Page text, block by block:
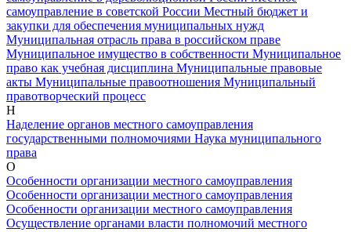
самоуправление в советской России Местный бюджет и
закупки для обеспечения муниципальных нужд
Муниципальная отрасль права в российском праве
Муниципальное имущество в собственности Муниципальное
право как учебная дисциплина Муниципальные правовые
акты Муниципальные правоотношения Муниципальный
правотворческий процесс
Н
Наделение органов местного самоуправления
государственными полномочиями Наука муниципального
права
О
Особенности организации местного самоуправления
Особенности организации местного самоуправления
Особенности организации местного самоуправления
Осуществление органами власти полномочий местного